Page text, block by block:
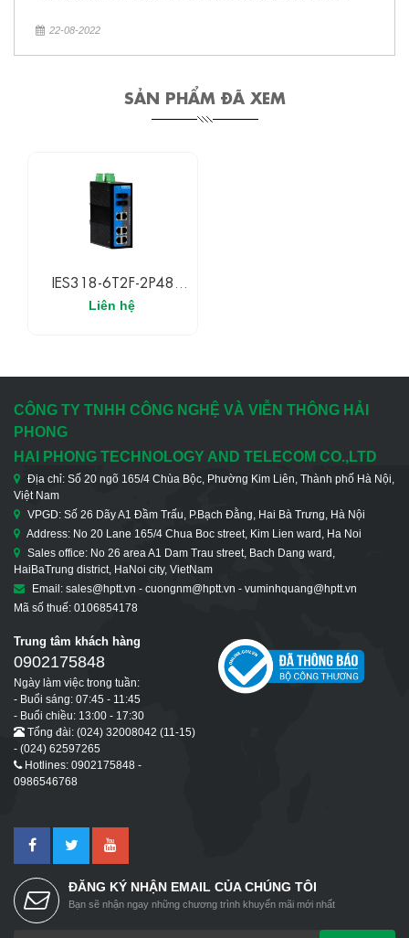
22-08-2022
SẢN PHẨM ĐÃ XEM
IES318-6T2F-2P48
3Onedata Switch Công
Nghiệp Không Quản Lý
Liên hệ
CÔNG TY TNHH CÔNG NGHỆ VÀ VIỄN THÔNG HẢI
PHONG
HAI PHONG TECHNOLOGY AND TELECOM CO.,LTD
Địa chỉ: Số 20 ngõ 165/4 Chùa Bộc, Phường Kim Liên, Thành phố Hà Nội,
Việt Nam
VPGD: Số 26 Dãy A1 Đầm Trấu, P.Bạch Đằng, Hai Bà Trưng, Hà Nội
Address: No 20 Lane 165/4 Chua Boc street, Kim Lien ward, Ha Noi
Sales office: No 26 area A1 Dam Trau street, Bach Dang ward,
HaiBaTrung district, HaNoi city, VietNam
Email: sales@hptt.vn - cuongnm@hptt.vn - vuminhquang@hptt.vn
Mã số thuế: 0106854178
Trung tâm khách hàng
0902175848
Ngày làm việc trong tuần:
- Buổi sáng: 07:45 - 11:45
- Buổi chiều: 13:00 - 17:30
Tổng đài: (024) 32008042 (11-15)
- (024) 62597265
Hotlines: 0902175848 -
0986546768
ĐĂNG KÝ NHẬN EMAIL CỦA CHÚNG TÔI
Bạn sẽ nhận ngay những chương trình khuyến mãi mới nhất